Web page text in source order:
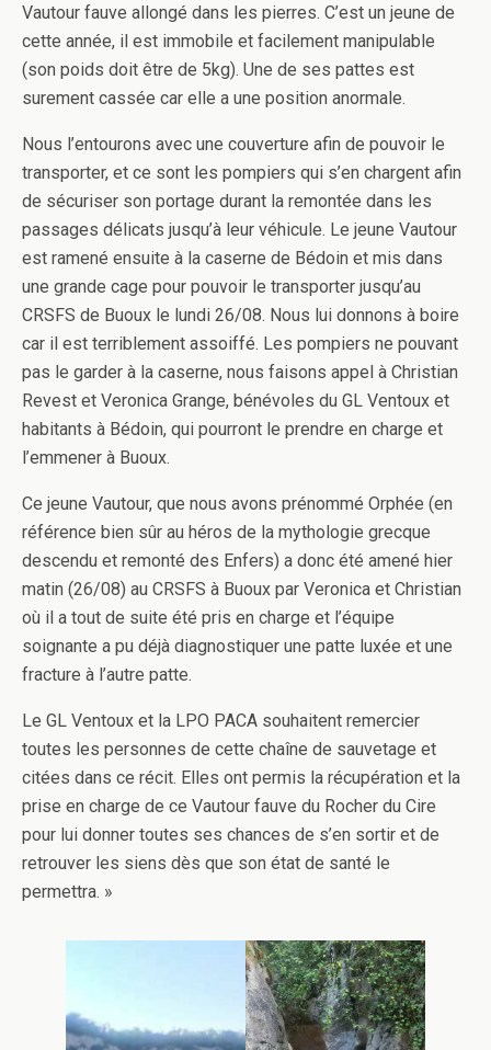
Vautour fauve allongé dans les pierres. C’est un jeune de
cette année, il est immobile et facilement manipulable
(son poids doit être de 5kg). Une de ses pattes est
surement cassée car elle a une position anormale.
Nous l’entourons avec une couverture afin de pouvoir le
transporter, et ce sont les pompiers qui s’en chargent afin
de sécuriser son portage durant la remontée dans les
passages délicats jusqu’à leur véhicule. Le jeune Vautour
est ramené ensuite à la caserne de Bédoin et mis dans
une grande cage pour pouvoir le transporter jusqu’au
CRSFS de Buoux le lundi 26/08. Nous lui donnons à boire
car il est terriblement assoiffé. Les pompiers ne pouvant
pas le garder à la caserne, nous faisons appel à Christian
Revest et Veronica Grange, bénévoles du GL Ventoux et
habitants à Bédoin, qui pourront le prendre en charge et
l’emmener à Buoux.
Ce jeune Vautour, que nous avons prénommé Orphée (en
référence bien sûr au héros de la mythologie grecque
descendu et remonté des Enfers) a donc été amené hier
matin (26/08) au CRSFS à Buoux par Veronica et Christian
où il a tout de suite été pris en charge et l’équipe
soignante a pu déjà diagnostiquer une patte luxée et une
fracture à l’autre patte.
Le GL Ventoux et la LPO PACA souhaitent remercier
toutes les personnes de cette chaîne de sauvetage et
citées dans ce récit. Elles ont permis la récupération et la
prise en charge de ce Vautour fauve du Rocher du Cire
pour lui donner toutes ses chances de s’en sortir et de
retrouver les siens dès que son état de santé le
permettra. »